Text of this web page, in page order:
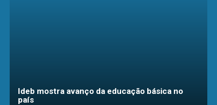
Ideb mostra avanço da educação básica no
país